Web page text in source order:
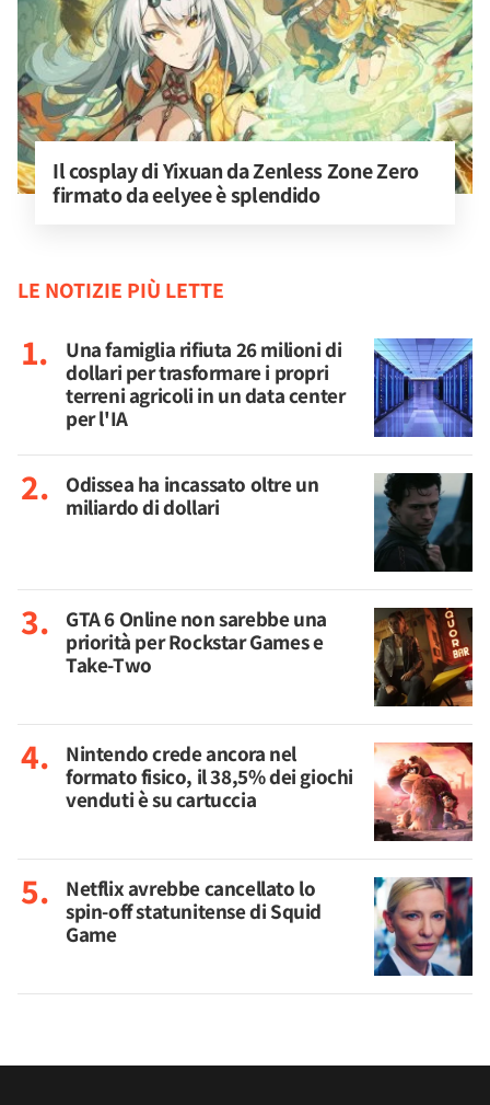
Il cosplay di Yixuan da Zenless Zone Zero
firmato da eelyee è splendido
LE NOTIZIE PIÙ LETTE
Una famiglia rifiuta 26 milioni di
dollari per trasformare i propri
terreni agricoli in un data center
per l'IA
Odissea ha incassato oltre un
miliardo di dollari
GTA 6 Online non sarebbe una
priorità per Rockstar Games e
Take-Two
Nintendo crede ancora nel
formato fisico, il 38,5% dei giochi
venduti è su cartuccia
Netflix avrebbe cancellato lo
spin-off statunitense di Squid
Game